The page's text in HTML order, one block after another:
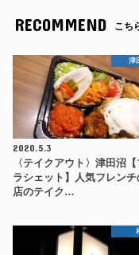
RECOMMEND こち
津
2020.5.3
〈テイクアウト〉津田沼【
ラシェット】人気フレンチ
店のテイク…